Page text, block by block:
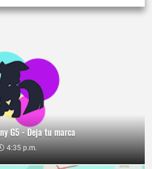
G5 - Deja tu marca
4:35 p.m.